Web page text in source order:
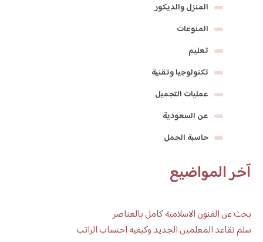
المنزل والديكور
المنوعات
تعليم
تكنولوجيا وتقنية
عمليات التجميل
عن السعودية
حاسبة الحمل
آخر المواضيع
بحث عن الفنون الاسلامية كامل بالعناصر
سلم تقاعد المعلمين الجديد وكيفية احتساب الراتب